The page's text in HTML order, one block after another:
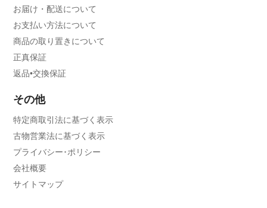
お届け・配送について
お支払い方法について
商品の取り置きについて
正真保証
返品•交換保証
その他
特定商取引法に基づく表示
古物営業法に基づく表示
プライバシー･ポリシー
会社概要
サイトマップ